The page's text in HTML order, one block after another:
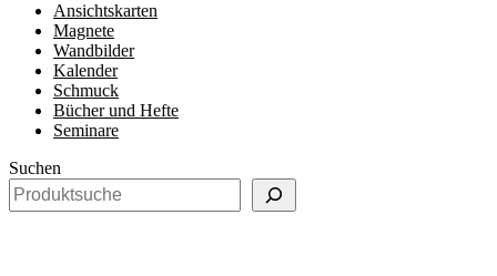
Ansichtskarten
Magnete
Wandbilder
Kalender
Schmuck
Bücher und Hefte
Seminare
Suchen